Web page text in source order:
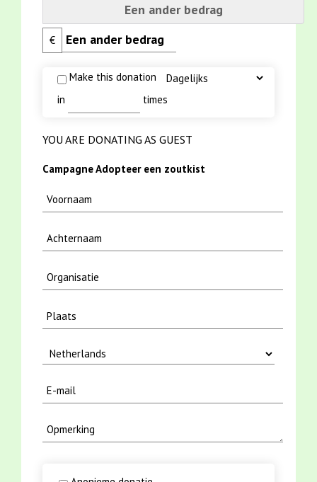
Een ander bedrag
€
Make this donation
in
times
YOU ARE DONATING AS GUEST
Campagne Adopteer een zoutkist